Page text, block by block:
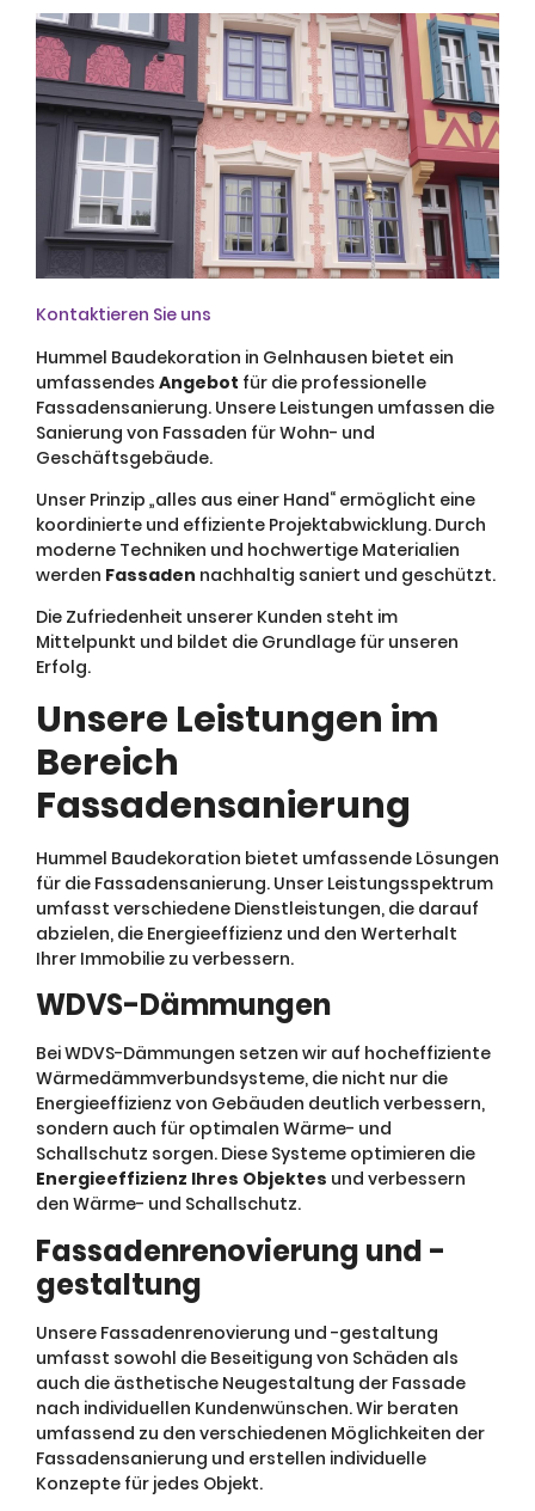
Kontaktieren Sie uns
Hummel Baudekoration in Gelnhausen bietet ein
umfassendes Angebot für die professionelle
Fassadensanierung. Unsere Leistungen umfassen die
Sanierung von Fassaden für Wohn- und
Geschäftsgebäude.
Unser Prinzip „alles aus einer Hand“ ermöglicht eine
koordinierte und effiziente Projektabwicklung. Durch
moderne Techniken und hochwertige Materialien
werden Fassaden nachhaltig saniert und geschützt.
Die Zufriedenheit unserer Kunden steht im
Mittelpunkt und bildet die Grundlage für unseren
Erfolg.
Unsere Leistungen im
Bereich
Fassadensanierung
Hummel Baudekoration bietet umfassende Lösungen
für die Fassadensanierung. Unser Leistungsspektrum
umfasst verschiedene Dienstleistungen, die darauf
abzielen, die Energieeffizienz und den Werterhalt
Ihrer Immobilie zu verbessern.
WDVS-Dämmungen
Bei WDVS-Dämmungen setzen wir auf hocheffiziente
Wärmedämmverbundsysteme, die nicht nur die
Energieeffizienz von Gebäuden deutlich verbessern,
sondern auch für optimalen Wärme- und
Schallschutz sorgen. Diese Systeme optimieren die
Energieeffizienz Ihres Objektes und verbessern
den Wärme- und Schallschutz.
Fassadenrenovierung und -
gestaltung
Unsere Fassadenrenovierung und -gestaltung
umfasst sowohl die Beseitigung von Schäden als
auch die ästhetische Neugestaltung der Fassade
nach individuellen Kundenwünschen. Wir beraten
umfassend zu den verschiedenen Möglichkeiten der
Fassadensanierung und erstellen individuelle
Konzepte für jedes Objekt.